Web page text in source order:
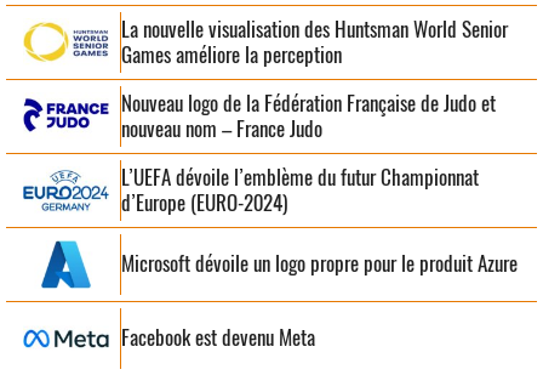
La nouvelle visualisation des Huntsman World Senior
Games améliore la perception
Nouveau logo de la Fédération Française de Judo et
nouveau nom – France Judo
L’UEFA dévoile l’emblème du futur Championnat
d’Europe (EURO-2024)
Microsoft dévoile un logo propre pour le produit Azure
Facebook est devenu Meta